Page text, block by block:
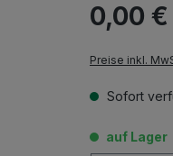
0,00
Preise inkl.
Sofort
auf Lager